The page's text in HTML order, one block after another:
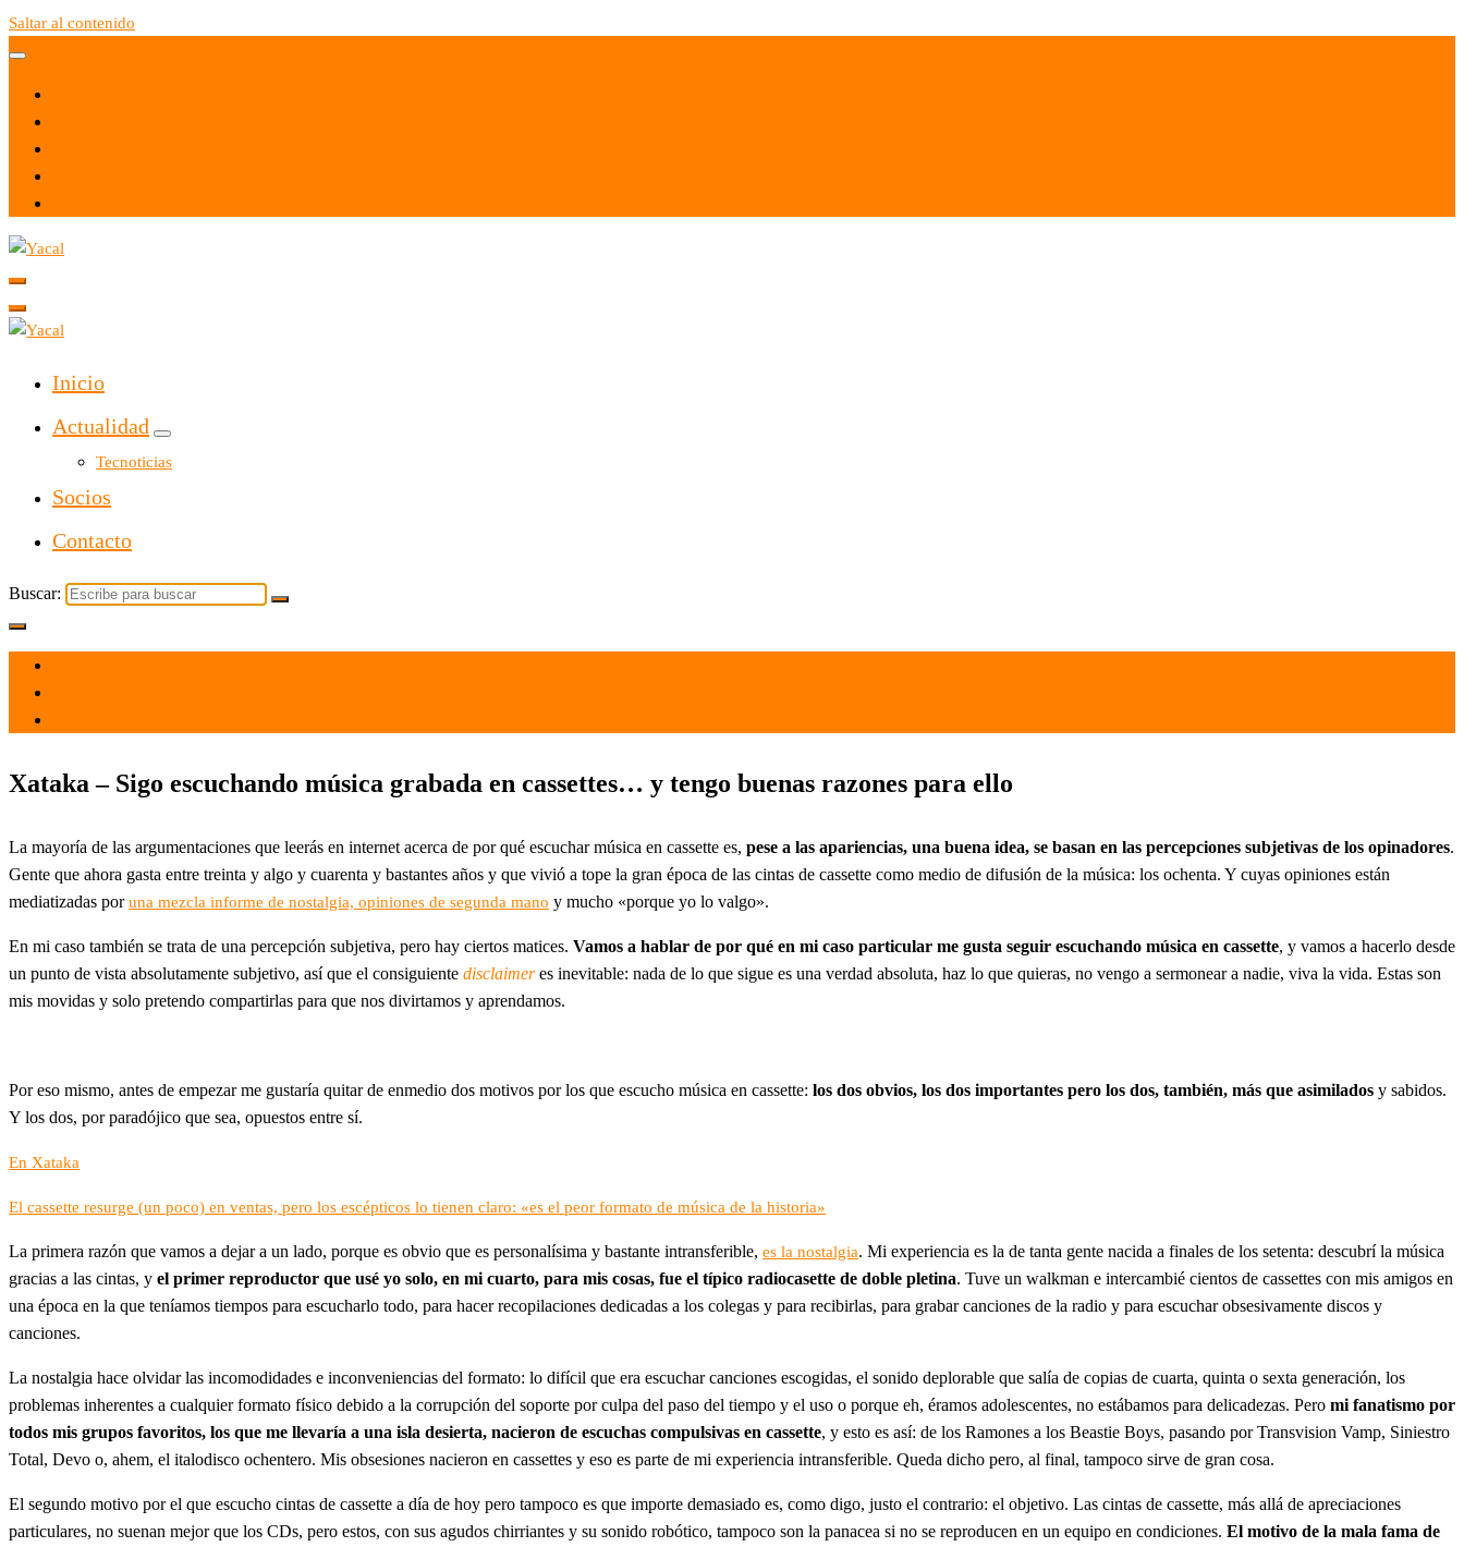
Saltar al contenido
Yacal micro hosting
Inicio
Actualidad
Tecnoticias
Socios
Contacto
Buscar:
Xataka – Sigo escuchando música grabada en cassettes… y tengo buenas razones para ello
La mayoría de las argumentaciones que leerás en internet acerca de por qué escuchar música en cassette es, pese a las apariencias, una buena idea, se basan en las percepciones subjetivas de los opinadores.
Gente que ahora gasta entre treinta y algo y cuarenta y bastantes años y que vivió a tope la gran época de las cintas de cassette como medio de difusión de la música: los ochenta. Y cuyas opiniones están
mediatizadas poruna mezcla informe de nostalgia, opiniones de segunda mano y mucho «porque yo lo valgo».
En mi caso también se trata de una percepción subjetiva, pero hay ciertos matices. Vamos a hablar de por qué en mi caso particular me gusta seguir escuchando música en cassette, y vamos a hacerlo desde
un punto de vista absolutamente subjetivo, así que el consiguiente disclaimeres inevitable: nada de lo que sigue es una verdad absoluta, haz lo que quieras, no vengo a sermonear a nadie, viva la vida. Estas son
mis movidas y solo pretendo compartirlas para que nos divirtamos y aprendamos.
Por eso mismo, antes de empezar me gustaría quitar de enmedio dos motivos por los que escucho música en cassette: los dos obvios, los dos importantes pero los dos, también, más que asimilados y sabidos.
Y los dos, por paradójico que sea, opuestos entre sí.
En Xataka
El cassette resurge (un poco) en ventas, pero los escépticos lo tienen claro: «es el peor formato de música de la historia»
La primera razón que vamos a dejar a un lado, porque es obvio que es personalísima y bastante intransferible, es la nostalgia. Mi experiencia es la de tanta gente nacida a finales de los setenta: descubrí la música
gracias a las cintas, y el primer reproductor que usé yo solo, en mi cuarto, para mis cosas, fue el típico radiocasette de doble pletina. Tuve un walkman e intercambié cientos de cassettes con mis amigos en
una época en la que teníamos tiempos para escucharlo todo, para hacer recopilaciones dedicadas a los colegas y para recibirlas, para grabar canciones de la radio y para escuchar obsesivamente discos y
canciones.
La nostalgia hace olvidar las incomodidades e inconveniencias del formato: lo difícil que era escuchar canciones escogidas, el sonido deplorable que salía de copias de cuarta, quinta o sexta generación, los
problemas inherentes a cualquier formato físico debido a la corrupción del soporte por culpa del paso del tiempo y el uso o porque eh, éramos adolescentes, no estábamos para delicadezas. Pero mi fanatismo por
todos mis grupos favoritos, los que me llevaría a una isla desierta, nacieron de escuchas compulsivas en cassette, y esto es así: de los Ramones a los Beastie Boys, pasando por Transvision Vamp, Siniestro
Total, Devo o, ahem, el italodisco ochentero. Mis obsesiones nacieron en cassettes y eso es parte de mi experiencia intransferible. Queda dicho pero, al final, tampoco sirve de gran cosa.
El segundo motivo por el que escucho cintas de cassette a día de hoy pero tampoco es que importe demasiado es, como digo, justo el contrario: el objetivo. Las cintas de cassette, más allá de apreciaciones
particulares, no suenan mejor que los CDs, pero estos, con sus agudos chirriantes y su sonido robótico, tampoco son la panacea si no se reproducen en un equipo en condiciones. El motivo de la mala fama de